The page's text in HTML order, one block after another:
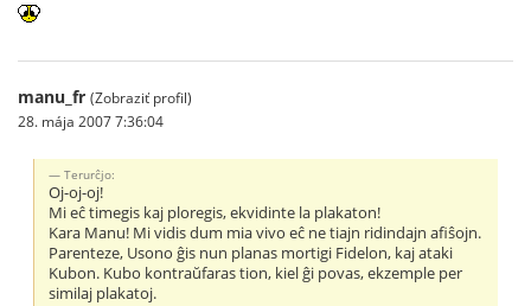
manu_fr (Zobraziť profil)
28. mája 2007 7:36:04
Terurĉjo:
Oj-oj-oj!
Mi eĉ timegis kaj ploregis, ekvidinte la plakaton!
Kara Manu! Mi vidis dum mia vivo eĉ ne tiajn ridindajn afiŝojn.
Parenteze, Usono ĝis nun planas mortigi Fidelon, kaj ataki
Kubon. Kubo kontraŭfaras tion, kiel ĝi povas, ekzemple per
similaj plakatoj.